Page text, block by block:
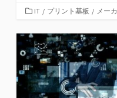
カ
ゴ
リ
ー
IT / プリント基板 / メー